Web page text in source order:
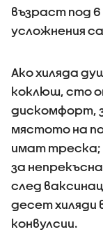
възраст под
усложнения
Ако хиляда
коклюш, сто
дискомфорт,
мястото на
имат
за
след
десет хиляди
конвулсии.